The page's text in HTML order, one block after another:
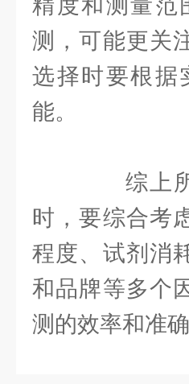
精度和测量范
测，可能更关
选择时要根据
能。
综上所
时，要综合考
程度、试剂消
和品牌等多个
测的效率和准